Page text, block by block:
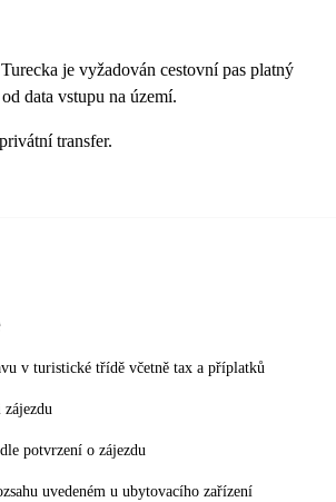
je vyžadován cestovní pas platný
data vstupu na území.
transfer.
v turistické třídě včetně tax a příplatků
potvrzení o zájezdu
uvedeném u ubytovacího zařízení